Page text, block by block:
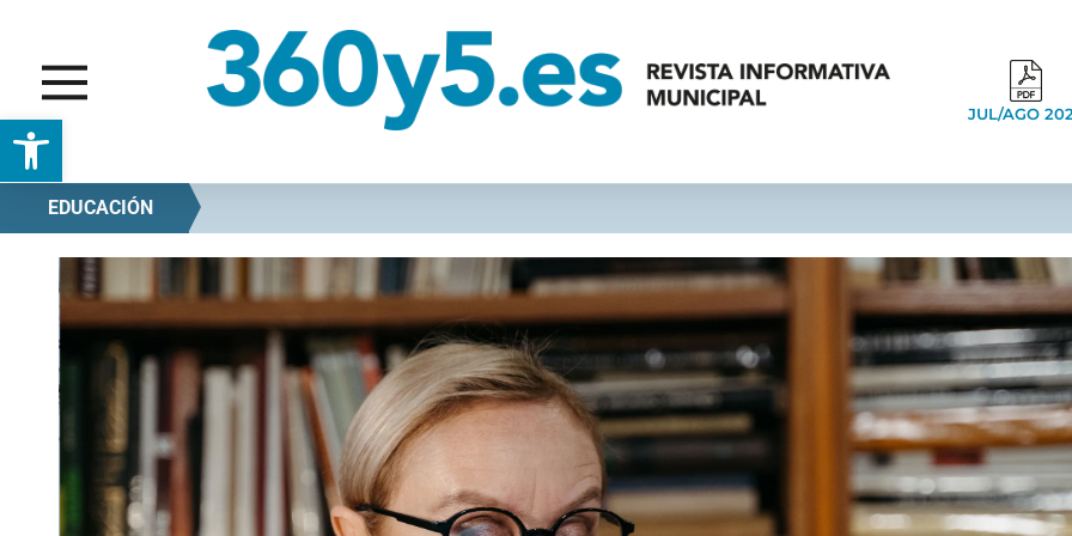
Abrir barra de herramientas JUL/AGO
EDUCACIÓN